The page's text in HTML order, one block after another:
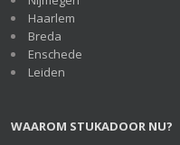
Haarlem
Breda
Enschede
Leiden
WAAROM STUKADOOR NU?